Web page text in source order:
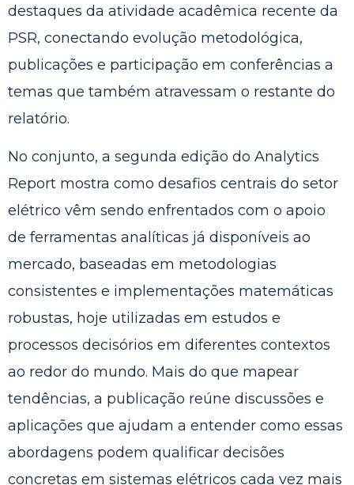
destaques da atividade acadêmica recente da
PSR, conectando evolução metodológica,
publicações e participação em conferências a
temas que também atravessam o restante do
relatório.
No conjunto, a segunda edição do Analytics
Report mostra como desafios centrais do setor
elétrico vêm sendo enfrentados com o apoio
de ferramentas analíticas já disponíveis ao
mercado, baseadas em metodologias
consistentes e implementações matemáticas
robustas, hoje utilizadas em estudos e
processos decisórios em diferentes contextos
ao redor do mundo. Mais do que mapear
tendências, a publicação reúne discussões e
aplicações que ajudam a entender como essas
abordagens podem qualificar decisões
concretas em sistemas elétricos cada vez mais